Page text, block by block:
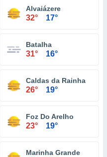
Alvaiázere
32° 17°
Batalha
31° 16°
Caldas da Rainha
26° 19°
Foz Do Arelho
23° 19°
Marinha Grande